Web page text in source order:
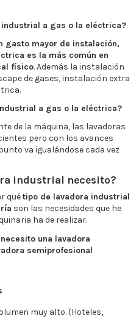
a gas o la eléctrica?
gasto mayor de instalación,
es la más común en
físico. Además la instalación
de gases, instalación extra
a gas o la eléctrica?
de la máquina, las lavadoras
pero con los avances
va igualándose cada vez
industrial necesito?
quétipo de lavadora industrial
son las necesidades que he
ha de realizar.
una lavadora
semiprofesional
muy alto. (Hoteles,